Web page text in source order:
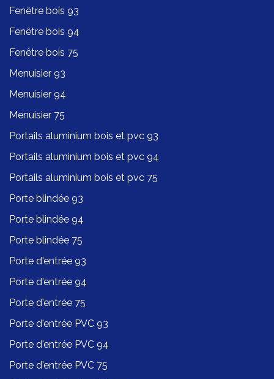
Fenêtre bois 93
Fenêtre bois 94
Fenêtre bois 75
Menuisier 93
Menuisier 94
Menuisier 75
Portails aluminium bois et pvc 93
Portails aluminium bois et pvc 94
Portails aluminium bois et pvc 75
Porte blindée 93
Porte blindée 94
Porte blindée 75
Porte d'entrée 93
Porte d'entrée 94
Porte d'entrée 75
Porte d'entrée PVC 93
Porte d'entrée PVC 94
Porte d'entrée PVC 75